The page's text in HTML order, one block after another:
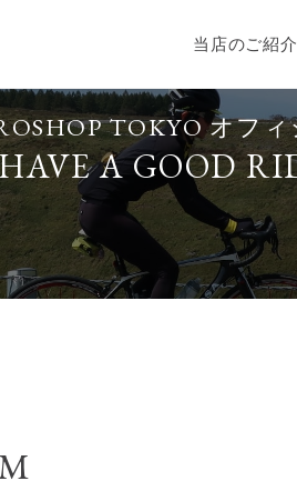
当店のご紹介
TOKYOオフィ
A GOOD